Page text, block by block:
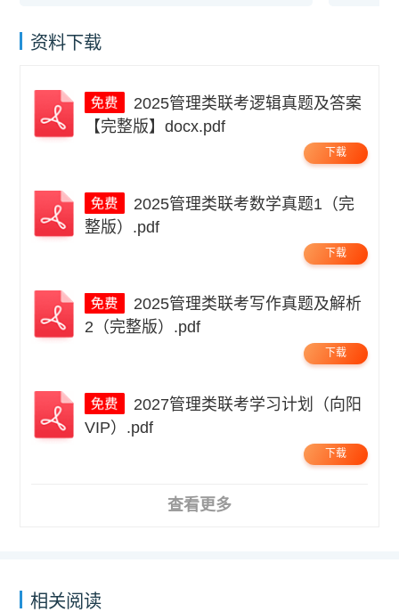
资料下载
【完整版】docx.pdf
下载
整版）.pdf
下载
2（完整版）.pdf
下载
VIP）.pdf
下载
查看更多
相关阅读